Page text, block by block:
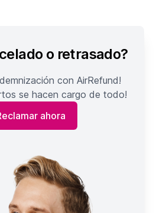
o retrasado?
con AirRefund!
se hacen cargo de todo!
ahora